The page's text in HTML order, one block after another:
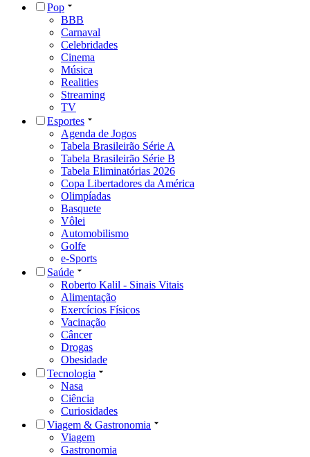
Pop
BBB
Carnaval
Celebridades
Cinema
Música
Realities
Streaming
TV
Esportes
Agenda de Jogos
Tabela Brasileirão Série A
Tabela Brasileirão Série B
Tabela Eliminatórias 2026
Copa Libertadores da América
Olimpíadas
Basquete
Vôlei
Automobilismo
Golfe
e-Sports
Saúde
Roberto Kalil - Sinais Vitais
Alimentação
Exercícios Físicos
Vacinação
Câncer
Drogas
Obesidade
Tecnologia
Nasa
Ciência
Curiosidades
Viagem & Gastronomia
Viagem
Gastronomia